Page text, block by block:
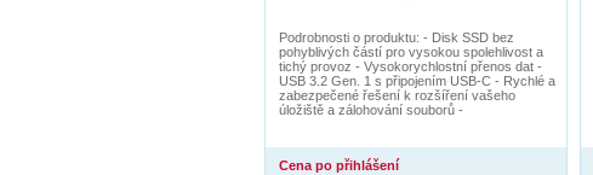
Podrobnosti o produktu: - Disk SSD bez
pohyblivých částí pro vysokou spolehlivost a
tichý provoz - Vysokorychlostní přenos dat -
USB 3.2 Gen. 1 s připojením USB-C - Rychlé a
zabezpečené řešení k rozšíření vašeho
úložiště a zálohování souborů -
Cena po přihlášení